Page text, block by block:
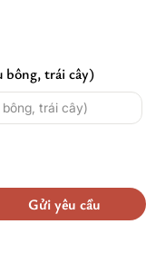
bông, trái cây)